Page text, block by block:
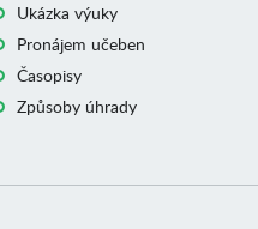
Ukázka výuky
Pronájem učeben
Časopisy
Způsoby úhrady